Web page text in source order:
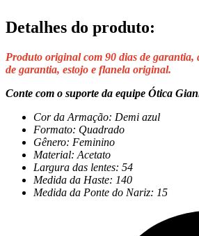
Detalhes do produto:
Produto original com 90 dias de
de garantia, estojo e flanela original.
Conte com o suporte da equipe Ótica
Cor da Armação: Demi azul
Formato: Quadrado
Gênero: Feminino
Material: Acetato
Largura das lentes: 54
Medida da Haste: 140
Medida da Ponte do Nariz: 15